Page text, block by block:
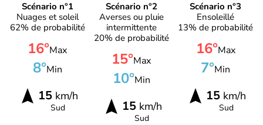
Scénario n°1
Nuages et soleil
62% de probabilité
16°Max
8°Min
15km/h
Sud
Scénario n°2
Averses ou pluie
intermittente
20% de probabilité
15°Max
10°Min
15km/h
Sud
Scénario n°3
Ensoleillé
13% de probabilité
16°Max
7°Min
15 km/h
Sud